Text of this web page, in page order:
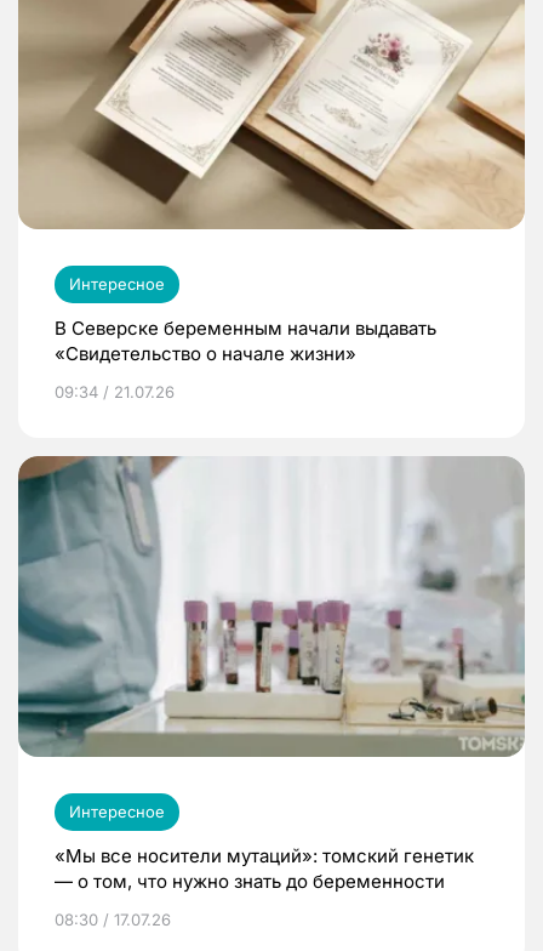
Интересное
В Северске беременным начали выдавать
«Свидетельство о начале жизни»
09:34 / 21.07.26
Интересное
«Мы все носители мутаций»: томский генетик
— о том, что нужно знать до беременности
08:30 / 17.07.26